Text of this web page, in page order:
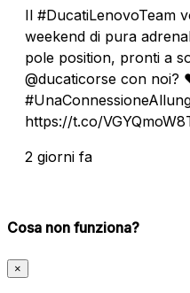
Il #DucatiLenovoTeam
weekend di pura
pole position, pronti a
@ducaticorse con
https://t.co/
2 giorni fa
Cosa non funziona?
×